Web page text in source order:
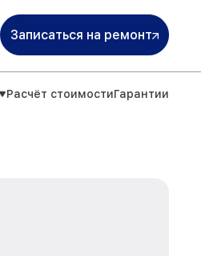
Записаться на ремонт
Расчёт стоимостиГарантии